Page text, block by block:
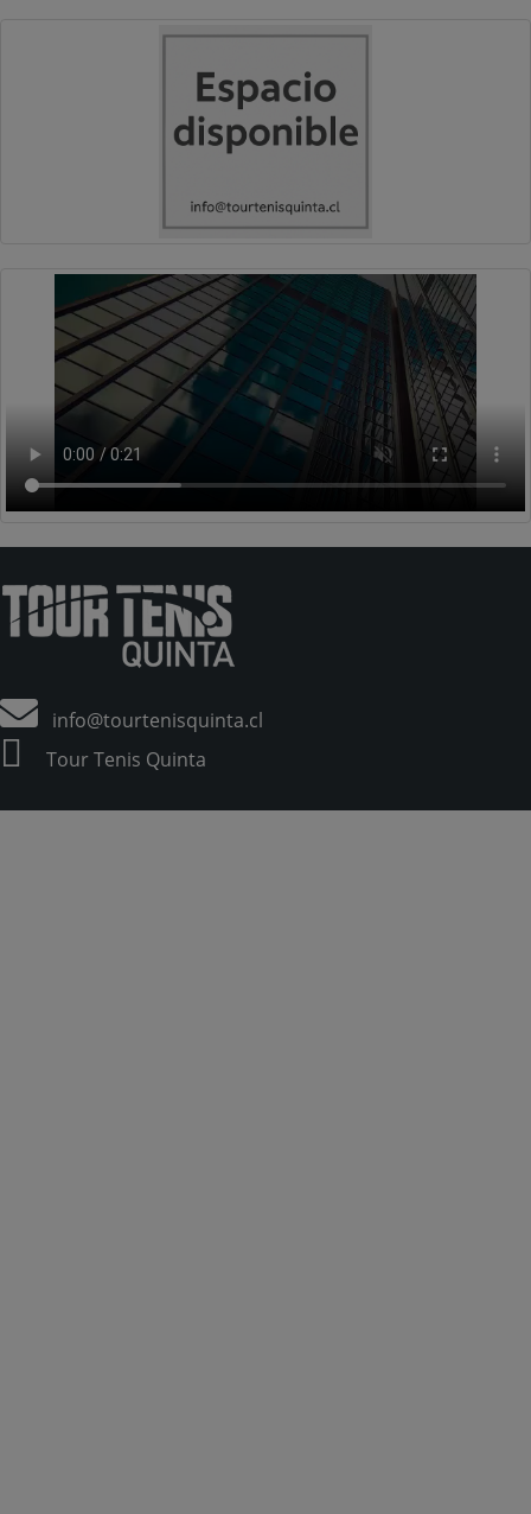
info@tourtenisquinta.cl
Tour Tenis Quinta